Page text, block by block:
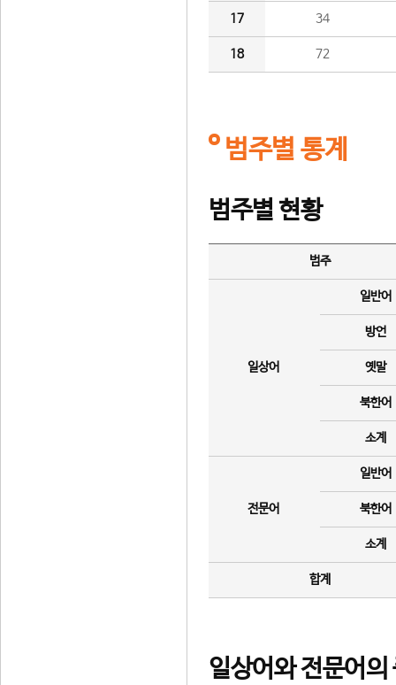
17 34
18 72
범주별 통계
범주별 현황
범주
일상어
일반어
방언
옛말
북한어
소계
전문어
일반어
북한어
소계
합계
일상어와 전문어의